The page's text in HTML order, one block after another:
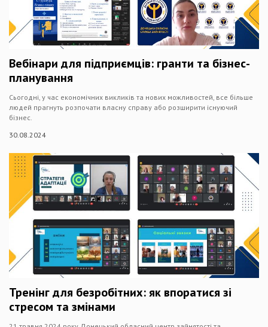
Вебінари для підприємців: гранти та бізнес-
планування
Сьогодні, у час економічних викликів та нових можливостей, все більше
людей прагнуть розпочати власну справу або розширити існуючий
бізнес.
30.08.2024
Тренінг для безробітних: як впоратися зі
стресом та змінами